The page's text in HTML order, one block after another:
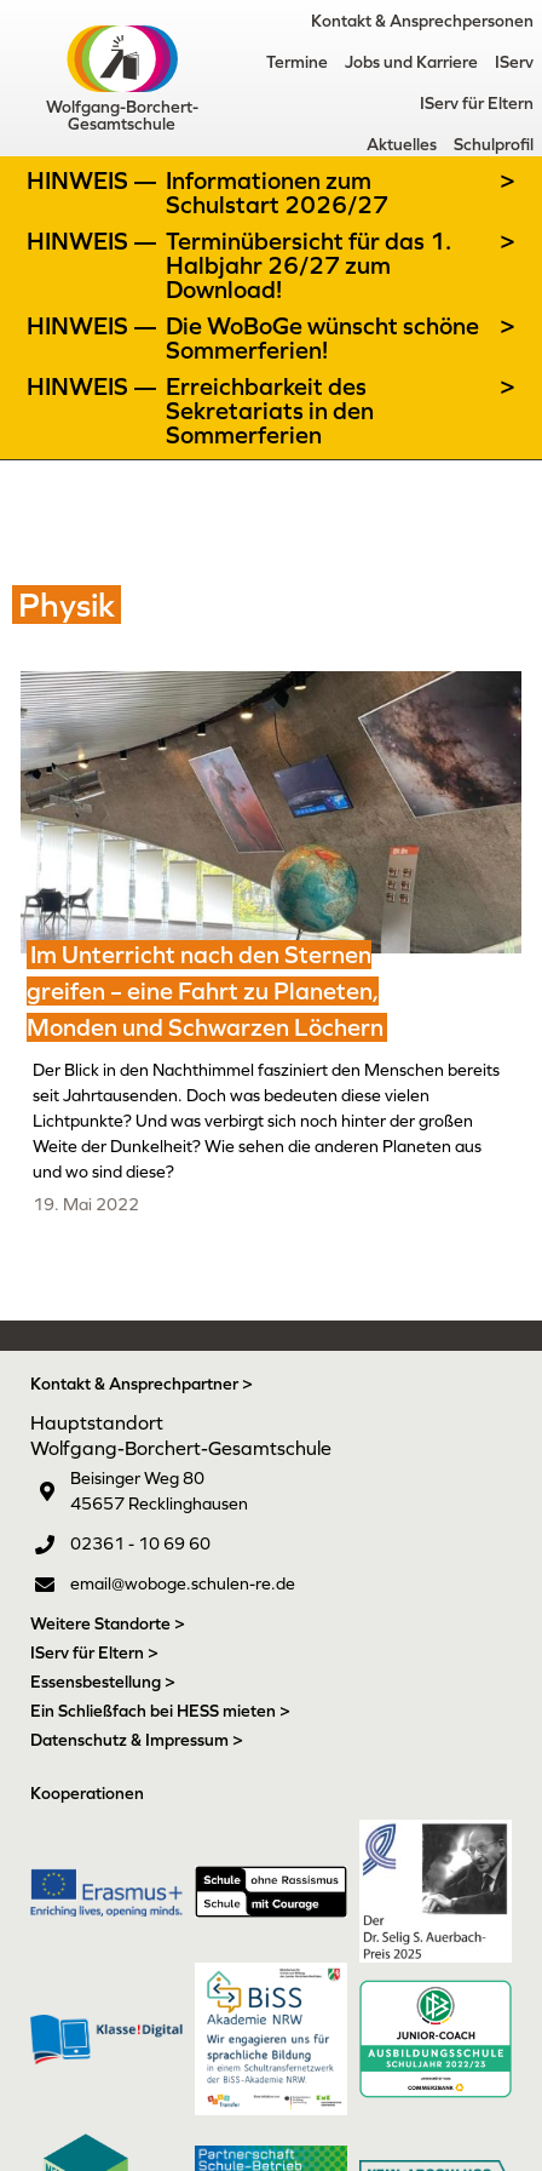
Wolfgang-Borchert-
Gesamtschule
Kontakt & Ansprechpersonen
Termine Jobs und Karriere IServ
IServ für Eltern
Aktuelles Schulprofil
HINWEIS — Informationen zum
Schulstart 2026/27
>
HINWEIS — Terminübersicht für das 1.
Halbjahr 26/27 zum
Download!
>
HINWEIS — Die WoBoGe wünscht schöne
Sommerferien!
>
HINWEIS — Erreichbarkeit des
Sekretariats in den
Sommerferien
>
Physik
Im Unterricht nach den Sternen
greifen – eine Fahrt zu Planeten,
Monden und Schwarzen Löchern
Der Blick in den Nachthimmel fasziniert den Menschen bereits
seit Jahrtausenden. Doch was bedeuten diese vielen
Lichtpunkte? Und was verbirgt sich noch hinter der großen
Weite der Dunkelheit? Wie sehen die anderen Planeten aus
und wo sind diese?
19. Mai 2022
Kontakt & Ansprechpartner >
Hauptstandort
Wolfgang-Borchert-Gesamtschule
Beisinger Weg 80
45657 Recklinghausen
02361 - 10 69 60
email@woboge.schulen-re.de
Weitere Standorte >
IServ für Eltern >
Essensbestellung >
Ein Schließfach bei HESS mieten >
Datenschutz & Impressum >
Kooperationen